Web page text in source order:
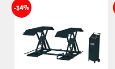
-34%